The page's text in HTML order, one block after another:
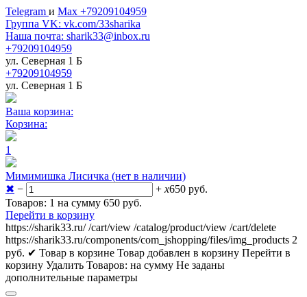
Telegram и Max +79209104959
Группа VK: vk.com/33sharika
Наша почта: sharik33@inbox.ru
+79209104959
ул. Северная 1 Б
+79209104959
ул. Северная 1 Б
Ваша корзина:
Корзина:
1
Мимимишка Лисичка (нет в наличии)
✖ − + x650 руб.
Товаров: 1 на сумму 650 руб.
Перейти в корзину
https://sharik33.ru/ /cart/view /catalog/product/view /cart/delete
https://sharik33.ru/components/com_jshopping/files/img_products 2
руб. ✔ Товар в корзине Товар добавлен в корзину Перейти в
корзину Удалить Товаров: на сумму Не заданы
дополнительные параметры